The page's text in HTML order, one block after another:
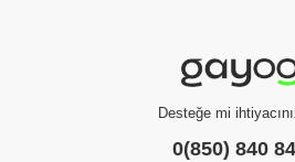
Desteğe mi
0(850) 840